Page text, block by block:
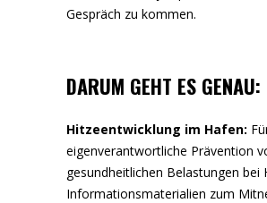
Gespräch zu kommen.
DARUM GEHT ES GENAU:
Hitzeentwicklung im Hafen:
eigenverantwortliche Prävention
gesundheitlichen Belastungen bei
Informationsmaterialien zum